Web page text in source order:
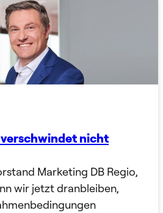
nicht
Marketing DB Regio,
wir jetzt dranbleiben,